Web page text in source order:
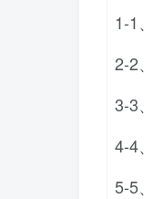
1-1
2-2
3-3
4-4
5-5